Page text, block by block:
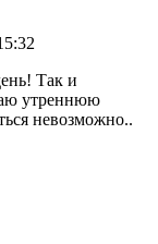
Так и
утреннюю
невозможно..